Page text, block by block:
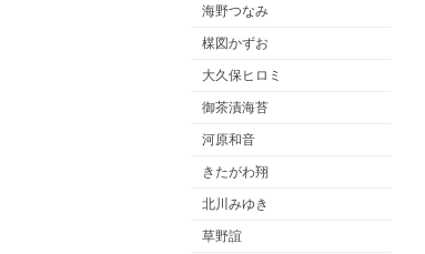
海野つなみ
楳図かずお
大久保ヒロミ
御茶漬海苔
河原和音
きたがわ翔
北川みゆき
草野誼